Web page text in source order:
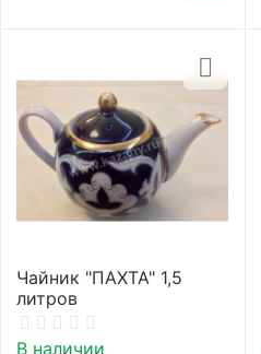
Чайник "ПАХТА" 1,5
литров
В наличии